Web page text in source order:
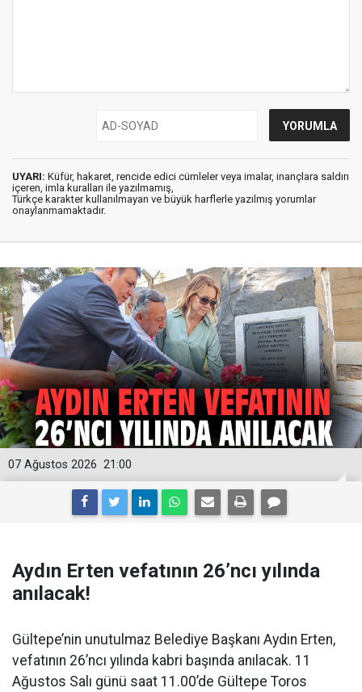
UYARI: Küfür, hakaret, rencide edici cümleler veya imalar, inançlara saldırı
içeren, imla kuralları ile yazılmamış,
Türkçe karakter kullanılmayan ve büyük harflerle yazılmış yorumlar
onaylanmamaktadır.
21:00
07 Ağustos 2026
Aydın Erten vefatının 26’ncı yılında
anılacak!
Gültepe’nin unutulmaz Belediye Başkanı Aydın Erten,
vefatının 26’ncı yılında kabri başında anılacak. 11
Ağustos Salı günü saat 11.00’de Gültepe Toros